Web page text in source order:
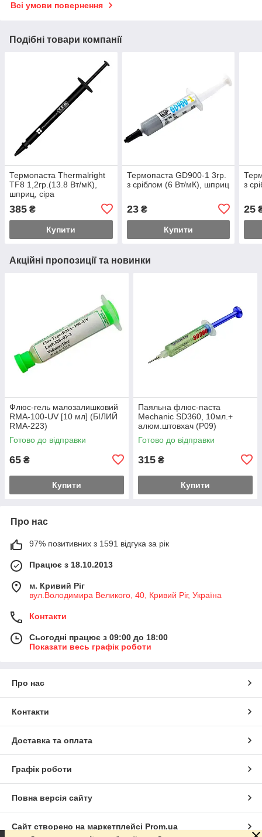
Всі умови повернення
Подібні товари компанії
Термопаста Thermalright
TF8 1,2гр.(13.8 Вт/мК),
шприц, сіра
385 ₴
Купити
Термопаста GD900-1 3гр.
з сріблом (6 Вт/мК), шприц
23₴
Купити
з
25
Акційні пропозиції та новинки
Флюс-гель малозалишковий
RMA-100-UV [10 мл] (БІЛИЙ
RMA-223)
Готово до відправки
65 ₴
Купити
Паяльна флюс-паста
Mechanic SD360, 10мл.+
алюм.штовхач (Р09)
Готово до відправки
315 ₴
Купити
Про нас
97% позитивних з 1591 відгука за рік
Працює з 18.10.2013
м. Кривий Ріг
вул.Володимира Великого, 40, Кривий Ріг, Україна
Контакти
Сьогодні працює з 09:00 до 18:00
Показати весь графік роботи
Про нас
Контакти
Доставка та оплата
Графік роботи
Повна версія сайту
Сайт створено на маркетплейсі Prom.ua